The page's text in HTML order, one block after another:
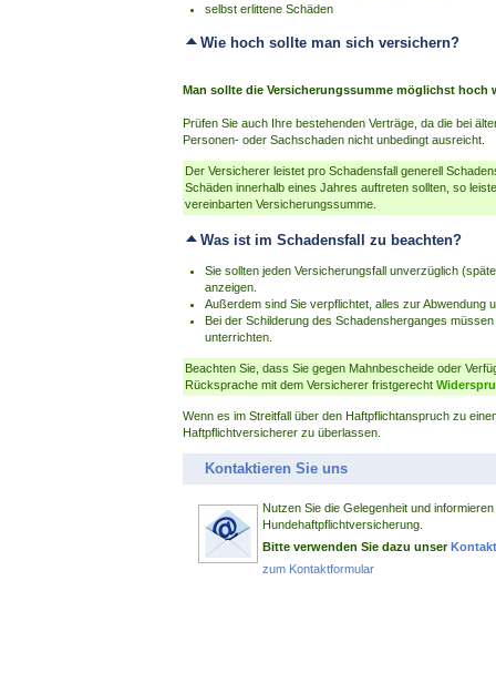
selbst erlittene Schäden
Wie hoch sollte man sich versichern?
Man sollte die Versicherungssumme möglichst hoch
Prüfen Sie auch Ihre bestehenden Verträge, da die bei
Personen- oder Sachschaden nicht unbedingt ausreicht.
Der Versicherer leistet pro Schadensfall generell
Schäden innerhalb eines Jahres auftreten sollten, so
vereinbarten Versicherungssumme.
Was ist im Schadensfall zu beachten?
Sie sollten jeden Versicherungsfall unverzüglich
anzeigen.
Außerdem sind Sie verpflichtet, alles zur Abwendung
Bei der Schilderung des Schadensherganges
unterrichten.
Beachten Sie, dass Sie gegen Mahnbescheide oder
Rücksprache mit dem Versicherer fristgerecht
Wenn es im Streitfall über den Haftpflichtanspruch zu
Haftpflichtversicherer zu überlassen.
Kontaktieren Sie uns
Nutzen Sie die Gelegenheit und
Hundehaftpflichtversicherung.
Bitte verwenden Sie dazu unser
zum Kontaktformular